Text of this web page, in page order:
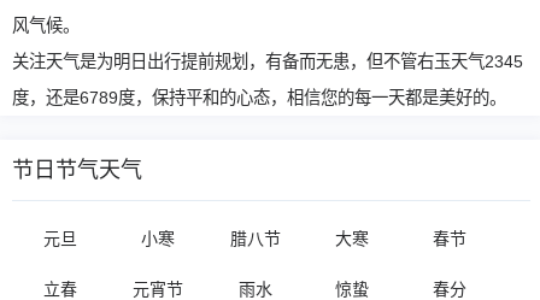
风气候。
关注天气是为明日出行提前规划，有备而无患，但不管右玉天气2345
度，还是6789度，保持平和的心态，相信您的每一天都是美好的。
节日节气天气
元旦 小寒 腊八节 大寒 春节
立春 元宵节 雨水 惊蛰 春分